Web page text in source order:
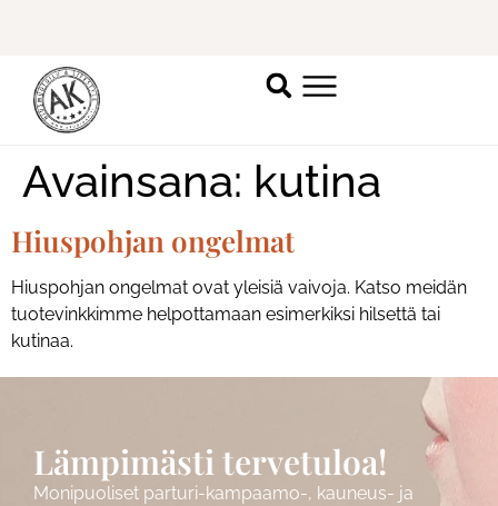
Ilmoittaudu mukaan ripsienpidennyskoulutukseen.
Avainsana: kutina
Hiuspohjan ongelmat
Hiuspohjan ongelmat ovat yleisiä vaivoja. Katso meidän
tuotevinkkimme helpottamaan esimerkiksi hilsettä tai
kutinaa.
Lämpimästi tervetuloa!
Monipuoliset parturi-kampaamo-, kauneus- ja